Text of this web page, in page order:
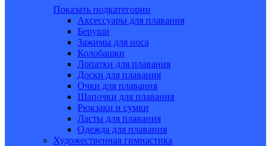
Показать подкатегории
Аксессуары для плавания
Беруши
Зажимы для носа
Колобашки
Лопатки для плавания
Доски для плавания
Очки для плавания
Шапочки для плавания
Рюкзаки и сумки
Ласты для плавания
Одежда для плавания
Художественная гимнастика